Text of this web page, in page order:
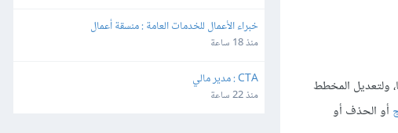
ولتعديل المخطط
أو الحذف أو
خبراء الأعمال للخدمات العامة : منسقة أعمال
منذ 18 ساعة
CTA : مدير مالي
منذ 22 ساعة